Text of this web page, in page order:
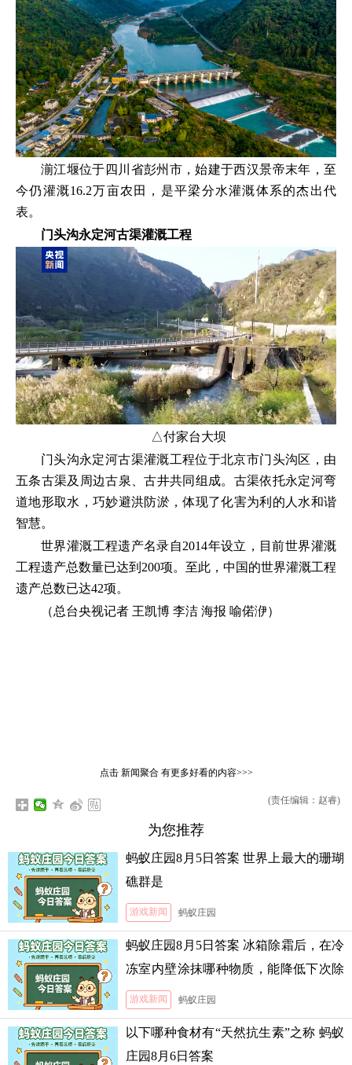
湔江堰位于四川省彭州市，始建于西汉景帝末年，至
今仍灌溉16.2万亩农田，是平梁分水灌溉体系的杰出代
表。
门头沟永定河古渠灌溉工程
△付家台大坝
门头沟永定河古渠灌溉工程位于北京市门头沟区，由
五条古渠及周边古泉、古井共同组成。古渠依托永定河弯
道地形取水，巧妙避洪防淤，体现了化害为利的人水和谐
智慧。
世界灌溉工程遗产名录自2014年设立，目前世界灌溉
工程遗产总数量已达到200项。至此，中国的世界灌溉工程
遗产总数已达42项。
（总台央视记者 王凯博 李洁 海报 喻偌洢）
点击 新闻聚合有更多好看的内容>>>
(责任编辑：赵睿)
为您推荐
蚂蚁庄园8月5日答案 世界上最大的珊瑚
礁群是
游戏新闻 蚂蚁庄园
蚂蚁庄园8月5日答案 冰箱除霜后，在冷
冻室内壁涂抹哪种物质，能降低下次除
霜的难度
游戏新闻 蚂蚁庄园
以下哪种食材有“天然抗生素”之称 蚂蚁
庄园8月6日答案